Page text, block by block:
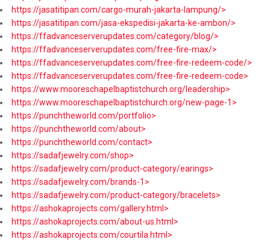
https://jasatitipan.com/cargo-murah-jakarta-lampung/>
https://jasatitipan.com/jasa-ekspedisi-jakarta-ke-ambon/>
https://ffadvanceserverupdates.com/category/blog/>
https://ffadvanceserverupdates.com/free-fire-max/>
https://ffadvanceserverupdates.com/free-fire-redeem-code/>
https://ffadvanceserverupdates.com/free-fire-redeem-code>
https://www.mooreschapelbaptistchurch.org/leadership>
https://www.mooreschapelbaptistchurch.org/new-page-1>
https://punchtheworld.com/portfolio>
https://punchtheworld.com/about>
https://punchtheworld.com/contact>
https://sadafjewelry.com/shop>
https://sadafjewelry.com/product-category/earings>
https://sadafjewelry.com/brands-1>
https://sadafjewelry.com/product-category/bracelets>
https://ashokaprojects.com/gallery.html>
https://ashokaprojects.com/about-us.html>
https://ashokaprojects.com/courtila.html>